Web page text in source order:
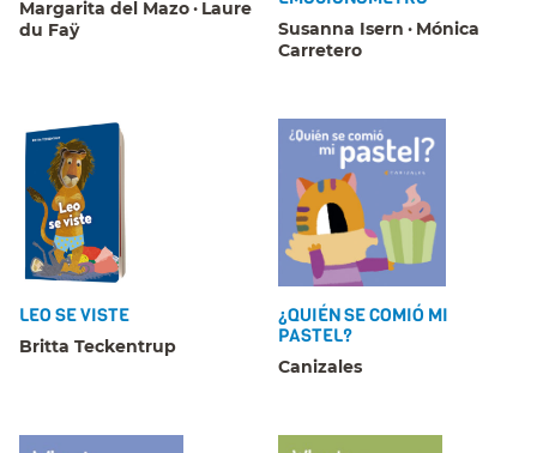
Margarita del Mazo
Laure
du Faÿ
Susanna Isern
Mónica
Carretero
LEO SE VISTE
Britta Teckentrup
¿QUIÉN SE COMIÓ MI
PASTEL?
Canizales